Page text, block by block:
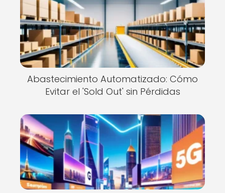
Abastecimiento Automatizado: Cómo
Evitar el 'Sold Out' sin Pérdidas